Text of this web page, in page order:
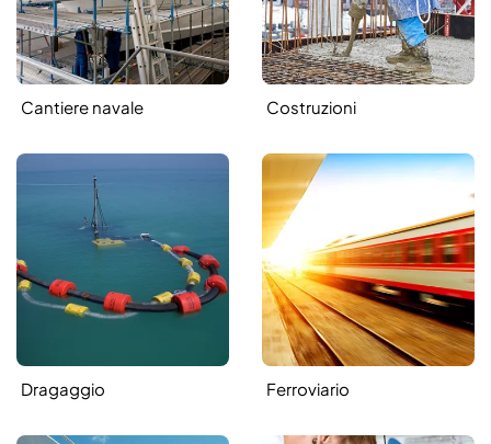
Cantiere navale Costruzioni
Dragaggio Ferroviario